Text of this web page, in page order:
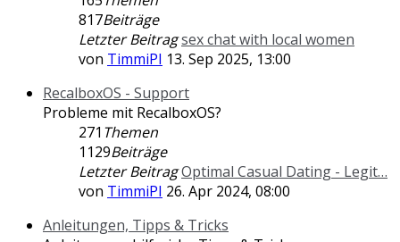
817Beiträge
Letzter Beitragsex chat with local women
von TimmiPI 13. Sep 2025, 13:00
RecalboxOS - Support
Probleme mit RecalboxOS?
271 Themen
1129Beiträge
Letzter BeitragOptimal Сasual Dating - Legit…
von TimmiPI 26. Apr 2024, 08:00
Anleitungen, Tipps & Tricks